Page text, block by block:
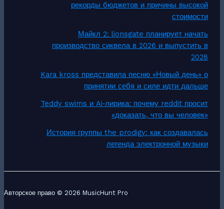
рекорды бюджетов и причины высокой
стоимости
Майкл 2: lionsgate планирует начать
производство сиквела в 2026 и выпустить в
2028
Kara kross представила песню «Новый день» о
принятии себя и силе идти дальше
Teddy swims и Ai‑лирика: почему reddit просит
«доказать, что вы человек»
История группы the prodigy: как создавалась
легенда электронной музыки
Авторское право © 2026 MusicHunt Pro